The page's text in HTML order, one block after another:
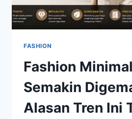
FASHION
Fashion
Semakin
Alasan Tren Ini